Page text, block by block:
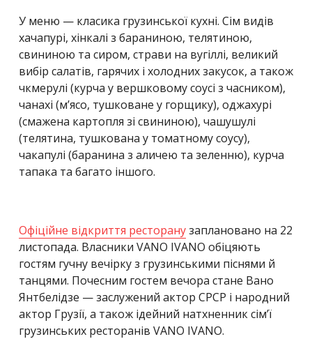
У меню — класика грузинської кухні. Сім видів
хачапурі, хінкалі з бараниною, телятиною,
свининою та сиром, страви на вугіллі, великий
вибір салатів, гарячих і холодних закусок, а також
чкмерулі (курча у вершковому соусі з часником),
чанахі (м’ясо, тушковане у горщику), оджахурі
(смажена картопля зі свининою), чашушулі
(телятина, тушкована у томатному соусу),
чакапулі (баранина з аличею та зеленню), курча
тапака та багато іншого.
Офіційне відкриття ресторанузаплановано на 22
листопада. Власники VANO IVANO обіцяють
гостям гучну вечірку з грузинськими піснями й
танцями. Почесним гостем вечора стане Вано
Янтбелідзе — заслужений актор СРСР і народний
актор Грузії, а також ідейний натхненник сім’ї
грузинських ресторанів VANO IVANO.